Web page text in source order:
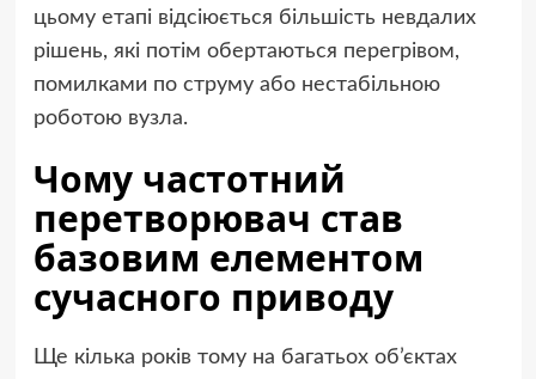
цьому етапі відсіюється більшість невдалих
рішень, які потім обертаються перегрівом,
помилками по струму або нестабільною
роботою вузла.
Чому частотний
перетворювач став
базовим елементом
сучасного приводу
Ще кілька років тому на багатьох об’єктах